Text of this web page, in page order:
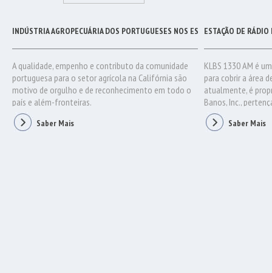
INDÚSTRIA AGROPECUÁRIA DOS PORTUGUESES NOS ESTADOS UNIDOS DA
A qualidade, empenho e contributo da comunidade
portuguesa para o setor agrícola na Califórnia são
motivo de orgulho e de reconhecimento em todo o
país e além-fronteiras.
Saber Mais
ESTAÇÃO DE
KLBS 1330 AM é
para cobrir a área
atualmente, é
Banos, Inc.,
pertencido no seu
Saber Mais